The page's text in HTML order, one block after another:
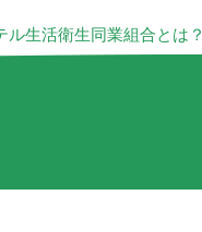
ル生活衛生同業組合とは？